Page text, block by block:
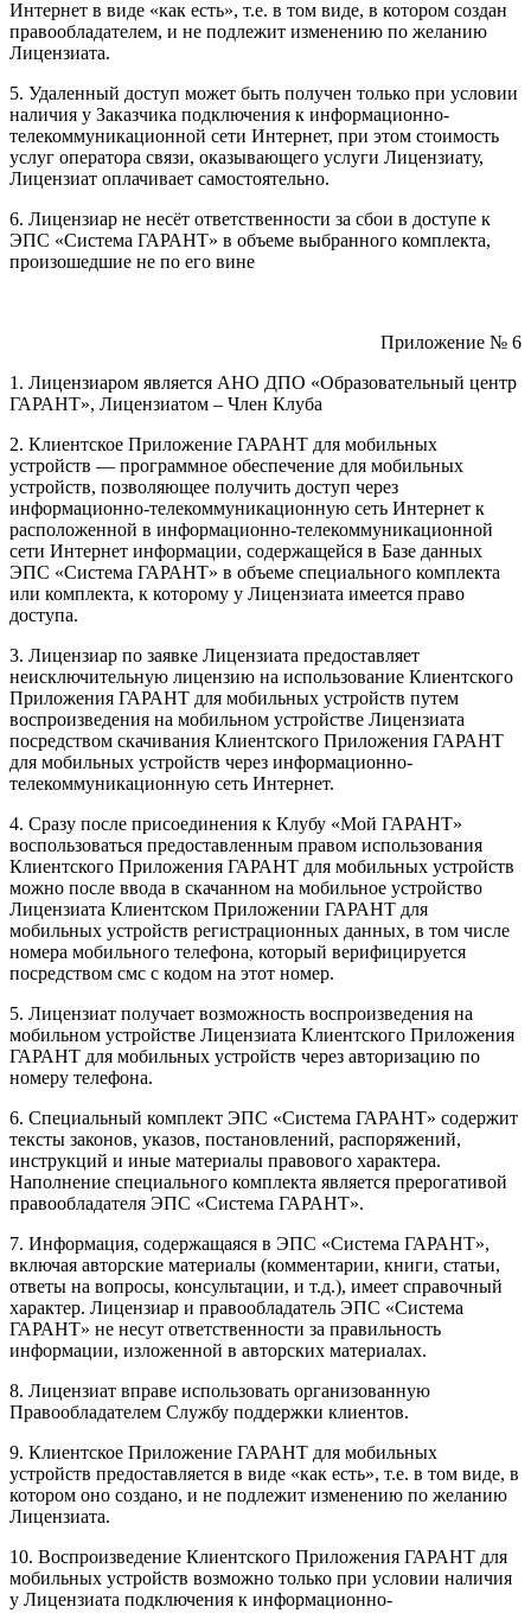
Интернет в виде «как есть», т.е. в том виде, в котором создан
правообладателем, и не подлежит изменению по желанию
Лицензиата.
5. Удаленный доступ может быть получен только при условии
наличия у Заказчика подключения к информационно-
телекоммуникационной сети Интернет, при этом стоимость
услуг оператора связи, оказывающего услуги Лицензиату,
Лицензиат оплачивает самостоятельно.
6. Лицензиар не несёт ответственности за сбои в доступе к
ЭПС «Система ГАРАНТ» в объеме выбранного комплекта,
произошедшие не по его вине
Приложение № 6
1. Лицензиаром является АНО ДПО «Образовательный центр
ГАРАНТ», Лицензиатом – Член Клуба
2. Клиентское Приложение ГАРАНТ для мобильных
устройств — программное обеспечение для мобильных
устройств, позволяющее получить доступ через
информационно-телекоммуникационную сеть Интернет к
расположенной в информационно-телекоммуникационной
сети Интернет информации, содержащейся в Базе данных
ЭПС «Система ГАРАНТ» в объеме специального комплекта
или комплекта, к которому у Лицензиата имеется право
доступа.
3. Лицензиар по заявке Лицензиата предоставляет
неисключительную лицензию на использование Клиентского
Приложения ГАРАНТ для мобильных устройств путем
воспроизведения на мобильном устройстве Лицензиата
посредством скачивания Клиентского Приложения ГАРАНТ
для мобильных устройств через информационно-
телекоммуникационную сеть Интернет.
4. Сразу после присоединения к Клубу «Мой ГАРАНТ»
воспользоваться предоставленным правом использования
Клиентского Приложения ГАРАНТ для мобильных устройств
можно после ввода в скачанном на мобильное устройство
Лицензиата Клиентском Приложении ГАРАНТ для
мобильных устройств регистрационных данных, в том числе
номера мобильного телефона, который верифицируется
посредством смс с кодом на этот номер.
5. Лицензиат получает возможность воспроизведения на
мобильном устройстве Лицензиата Клиентского Приложения
ГАРАНТ для мобильных устройств через авторизацию по
номеру телефона.
6. Специальный комплект ЭПС «Система ГАРАНТ» содержит
тексты законов, указов, постановлений, распоряжений,
инструкций и иные материалы правового характера.
Наполнение специального комплекта является прерогативой
правообладателя ЭПС «Система ГАРАНТ».
7. Информация, содержащаяся в ЭПС «Система ГАРАНТ»,
включая авторские материалы (комментарии, книги, статьи,
ответы на вопросы, консультации, и т.д.), имеет справочный
характер. Лицензиар и правообладатель ЭПС «Система
ГАРАНТ» не несут ответственности за правильность
информации, изложенной в авторских материалах.
8. Лицензиат вправе использовать организованную
Правообладателем Службу поддержки клиентов.
9. Клиентское Приложение ГАРАНТ для мобильных
устройств предоставляется в виде «как есть», т.е. в том виде, в
котором оно создано, и не подлежит изменению по желанию
Лицензиата.
10. Воспроизведение Клиентского Приложения ГАРАНТ для
мобильных устройств возможно только при условии наличия
у Лицензиата подключения к информационно-